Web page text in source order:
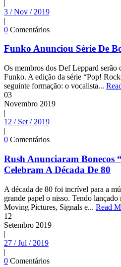
3 / Nov / 2019
|
0 Comentários
Funko Anunciou Série De
Os membros dos Def Leppard serão
Funko. A edição da série “Pop!
seguinte formação: o vocalista...
03
Novembro 2019
|
12 / Set / 2019
|
0 Comentários
Rush Anunciaram Bonecos
Celebram A Década De 80
A década de 80 foi incrível para a
grande papel o nisso. Tendo lançado
Moving Pictures, Signals e... Read
12
Setembro 2019
|
27 / Jul / 2019
|
0 Comentários